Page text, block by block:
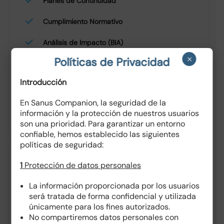
Cumplimiento Normativo
Análisis de Impacto (BIA)
Políticas y Procedimientos
SOLICITAR PROPUESTA
Plan Integral
Servicios
Políticas de Privacidad
Introducción
En Sanus Companion, la seguridad de la
información y la protección de nuestros usuarios
son una prioridad. Para garantizar un entorno
confiable, hemos establecido las siguientes
políticas de seguridad:
1 Protección de datos personales
La información proporcionada por los usuarios
será tratada de forma confidencial y utilizada
únicamente para los fines autorizados.
No compartiremos datos personales con
×